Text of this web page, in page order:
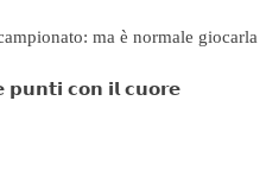
ma è normale giocarla
𝗽𝘂𝗻𝘁𝗶 𝗰𝗼𝗻 𝗶𝗹 𝗰𝘂𝗼𝗿𝗲